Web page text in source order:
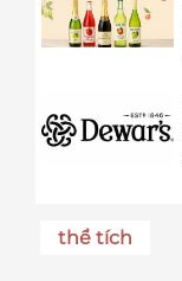
thể tích